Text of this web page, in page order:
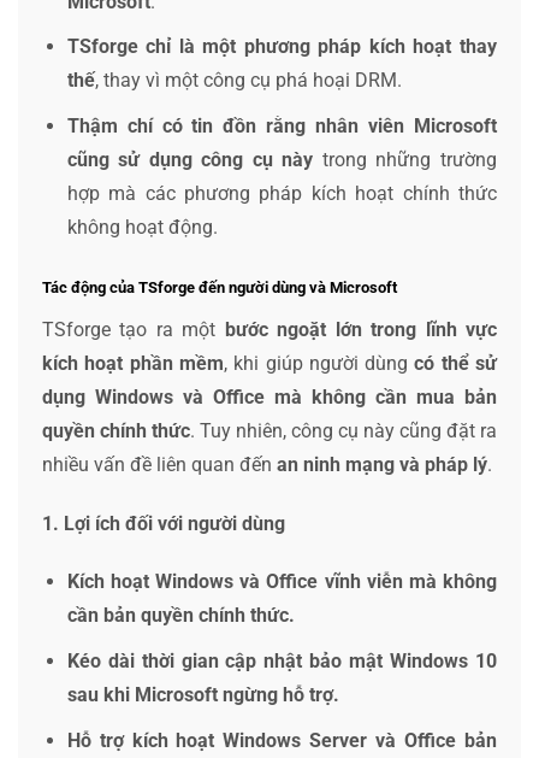
TSforge chỉ là một phương pháp kích hoạt thay
thế, thay vì một công cụ phá hoại DRM.
Thậm chí có tin đồn rằng nhân viên Microsoft
cũng sử dụng công cụ này trong những trường
hợp mà các phương pháp kích hoạt chính thức
không hoạt động.
Tác động của TSforge đến người dùng và Microsoft
TSforge tạo ra một bước ngoặt lớn trong lĩnh vực
kích hoạt phần mềm, khi giúp người dùngcó thể sử
dụng Windows và Office mà không cần mua bản
quyền chính thức. Tuy nhiên, công cụ này cũng đặt ra
nhiều vấn đề liên quan đến an ninh mạng và pháp lý.
1. Lợi ích đối với người dùng
Kích hoạt Windows và Office vĩnh viễn mà không
cần bản quyền chính thức.
Kéo dài thời gian cập nhật bảo mật Windows 10
sau khi Microsoft ngừng hỗ trợ.
Hỗ trợ kích hoạt Windows Server và Office bản